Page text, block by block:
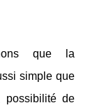
que la
simple que
possibilité de